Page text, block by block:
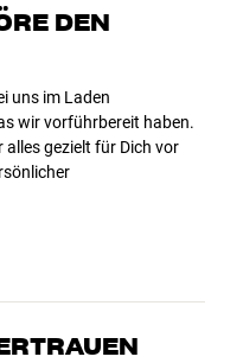
3 Lautsprecher
DEN
uns im Laden
wir vorführbereit haben.
alles gezielt für Dich vor